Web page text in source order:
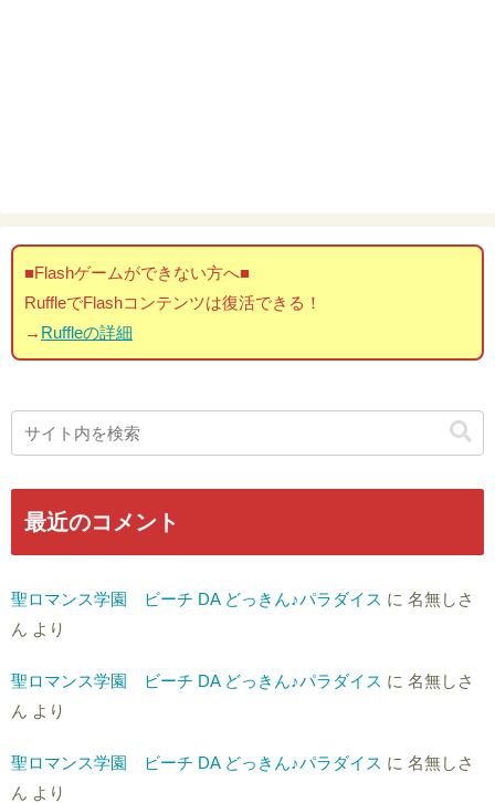
■Flashゲームができない方へ■
RuffleでFlashコンテンツは復活できる！
→ Ruffleの詳細
最近のコメント
聖ロマンス学園 ビーチ DA どっきん♪パラダイス に 名無しさ
ん より
聖ロマンス学園 ビーチ DA どっきん♪パラダイス に 名無しさ
ん より
聖ロマンス学園 ビーチ DA どっきん♪パラダイス に 名無しさ
ん より